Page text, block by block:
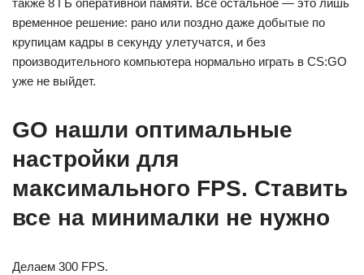
также 8 ГБ оперативной памяти. Всё остальное — это лишь
временное решение: рано или поздно даже добытые по
крупицам кадры в секунду улетучатся, и без
производительного компьютера нормально играть в CS:GO
уже не выйдет.
GO нашли оптимальные
настройки для
максимального FPS. Ставить
все на минималки не нужно
Делаем 300 FPS.